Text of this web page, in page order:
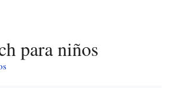
para niños